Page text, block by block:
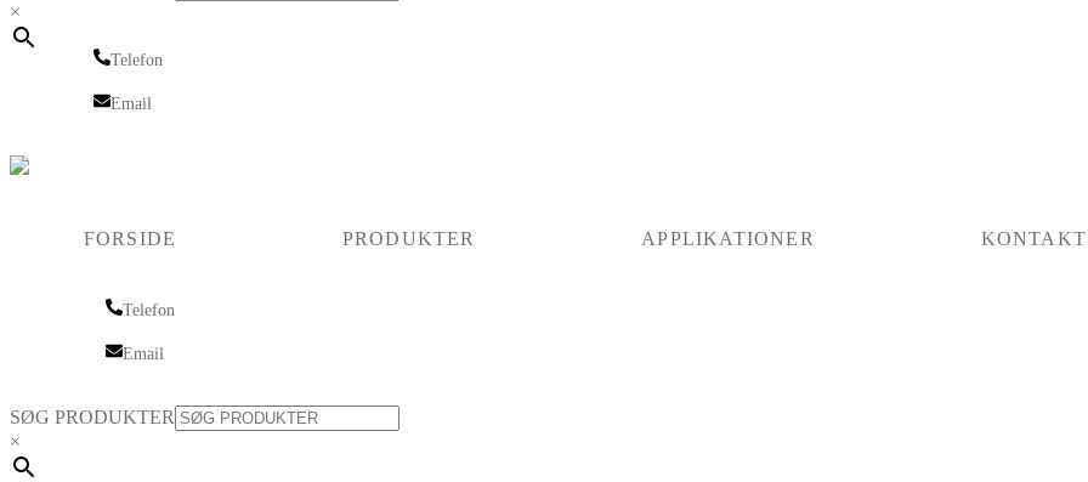
×
Telefon
Email
FORSIDE PRODUKTER APPLIKATIONER KONTAKT
Telefon
Email
SØG PRODUKTER
×